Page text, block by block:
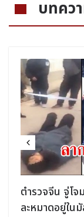
บทคว
ตำรวจจีน จู่โจ
ละหมาดอยู่ใน